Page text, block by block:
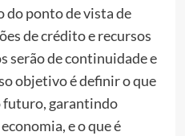
do ponto de vista de
de crédito e recursos
serão de continuidade e
objetivo é definir o que
futuro, garantindo
e o que é